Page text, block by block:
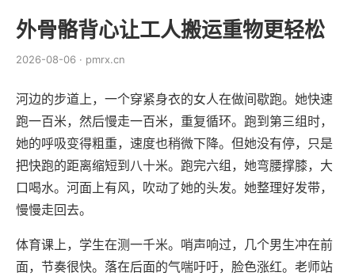
外骨骼背心让工人搬运重物更轻松
2026-08-06 · pmrx.cn
河边的步道上，一个穿紧身衣的女人在做间歇跑。她快速
跑一百米，然后慢走一百米，重复循环。跑到第三组时，
她的呼吸变得粗重，速度也稍微下降。但她没有停，只是
把快跑的距离缩短到八十米。跑完六组，她弯腰撑膝，大
口喝水。河面上有风，吹动了她的头发。她整理好发带，
慢慢走回去。
体育课上，学生在测一千米。哨声响过，几个男生冲在前
面，节奏很快。落在后面的气喘吁吁，脸色涨红。老师站